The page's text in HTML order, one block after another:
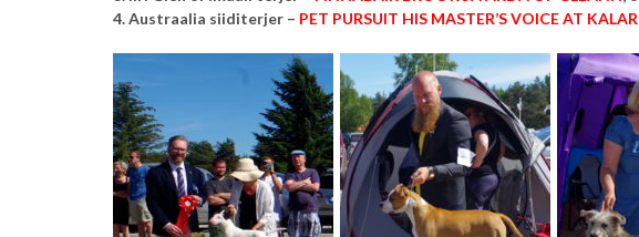
4. Austraalia siiditerjer – PET PURSUIT HIS MASTER’S VOICE AT